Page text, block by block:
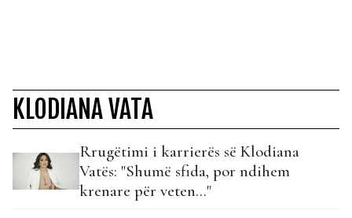
KLODIANA VATA
Rrugëtimi i karrierës së Klodiana
Vatës: "Shumë sfida, por ndihem
krenare për veten..."